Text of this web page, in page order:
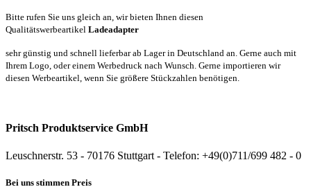
Bitte rufen Sie uns gleich an, wir bieten Ihnen diesen
Qualitätswerbeartikel Ladeadapter
sehr günstig und schnell lieferbar ab Lager in Deutschland an. Gerne auch mit
Ihrem Logo, oder einem Werbedruck nach Wunsch. Gerne importieren wir
diesen Werbeartikel, wenn Sie größere Stückzahlen benötigen.
Pritsch Produktservice GmbH
Leuschnerstr. 53 - 70176 Stuttgart - Telefon: +49(0)711/699 482 - 0
Bei uns stimmen Preis